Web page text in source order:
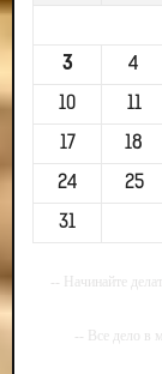
3 4
10 11
17 18
24 25
31
-- Начинайте
-- Все дело в